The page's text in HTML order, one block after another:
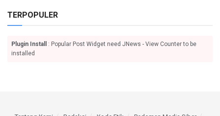
TERPOPULER
Plugin Install
: Popular Post Widget need JNews - View Counter to be
installed